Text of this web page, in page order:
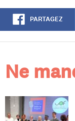
PARTAGEZ
Ne